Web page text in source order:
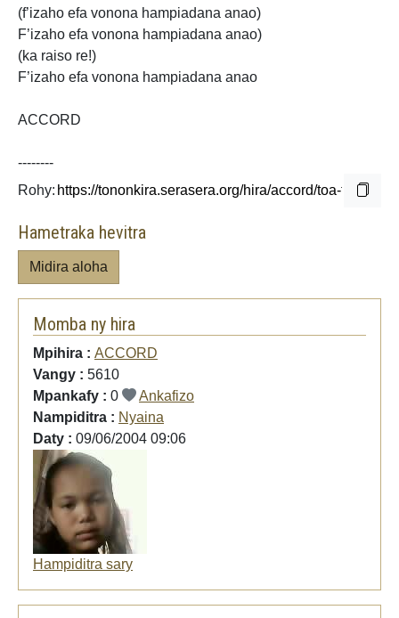
(f’izaho efa vonona hampiadana anao)
F’izaho efa vonona hampiadana anao)
(ka raiso re!)
F’izaho efa vonona hampiadana anao
ACCORD
--------
Rohy:
Hametraka hevitra
Midira aloha
Momba ny hira
Mpihira : ACCORD
Vangy : 5610
Mpankafy : 0
Ankafizo
Nampiditra : Nyaina
Daty : 09/06/2004 09:06
Hampiditra sary